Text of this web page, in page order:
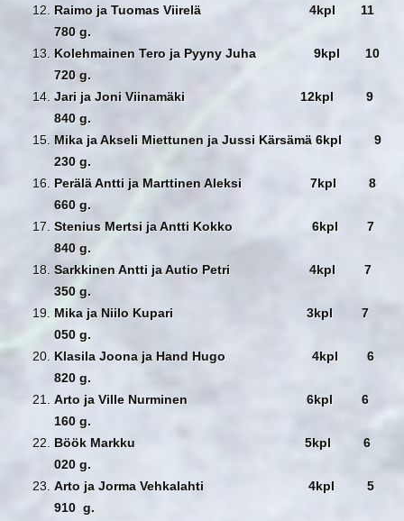
Raimo ja Tuomas Viirelä 4kpl 11
780 g.
Kolehmainen Tero ja Pyyny Juha 9kpl 10
720 g.
Jari ja Joni Viinamäki 12kpl 9
840 g.
Mika ja Akseli Miettunen ja Jussi Kärsämä 6kpl 9
230 g.
Perälä Antti ja Marttinen Aleksi 7kpl 8
660 g.
Stenius Mertsi ja Antti Kokko 6kpl 7
840 g.
Sarkkinen Antti ja Autio Petri 4kpl 7
350 g.
Mika ja Niilo Kupari 3kpl 7
050 g.
Klasila Joona ja Hand Hugo 4kpl 6
820 g.
Arto ja Ville Nurminen 6kpl 6
160 g.
Böök Markku 5kpl 6
020 g.
Arto ja Jorma Vehkalahti 4kpl 5
910 g.